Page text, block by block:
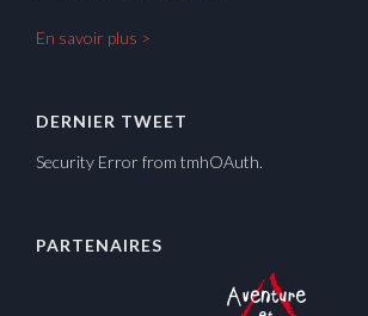
En savoir plus >
DERNIER TWEET
Security Error from tmhOAuth.
PARTENAIRES